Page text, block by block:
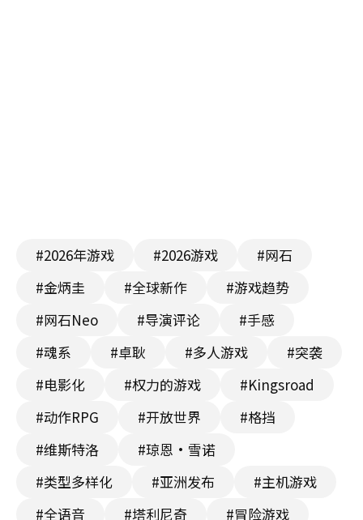
#2026年游戏 #2026游戏
#网石
#金炳圭
#全球新作
#游戏趋势
#网石Neo
#导演评论
#手感
#魂系
#卓耿 #多人游戏
#突袭
#电影化
#权力的游戏
#Kingsroad
#动作RPG
#开放世界
#格挡
#维斯特洛
#琼恩·雪诺
#类型多样化
#亚洲发布
#主机游戏
#全语音
#塔利尼奇
#冒险游戏